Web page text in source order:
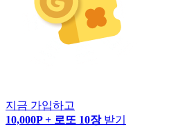
지금 가입하고
10,000P + 로또 10장 받기